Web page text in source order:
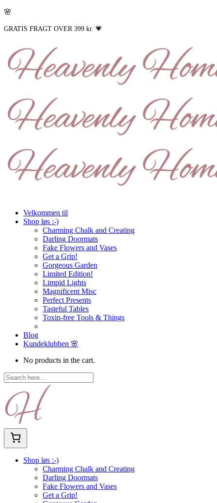
🌸
GRATIS FRAGT OVER 399 kr. 💗
Velkommen til
Shop løs :-)
Charming Chalk and Creating
Darling Doormats
Fake Flowers and Vases
Get a Grip!
Gorgeous Garden
Limited Edition!
Limpid Lights
Magnificent Misc
Perfect Presents
Tasteful Tables
Toxin-free Tools & Things
Blog
Kundeklubben 🌸
No products in the cart.
Shop løs :-)
Charming Chalk and Creating
Darling Doormats
Fake Flowers and Vases
Get a Grip!